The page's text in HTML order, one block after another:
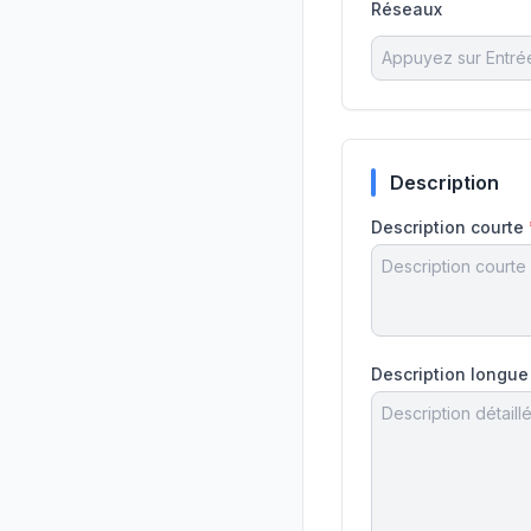
Réseaux
Description
Description courte
Description longue